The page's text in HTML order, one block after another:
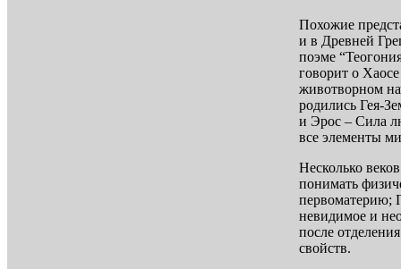
Похожие
и в Древней
поэме
говорит о
животворном
родились Гея-
и Эрос – Сила
все элементы
Несколько
понимать
первоматерию;
невидимое и
после
свойств.